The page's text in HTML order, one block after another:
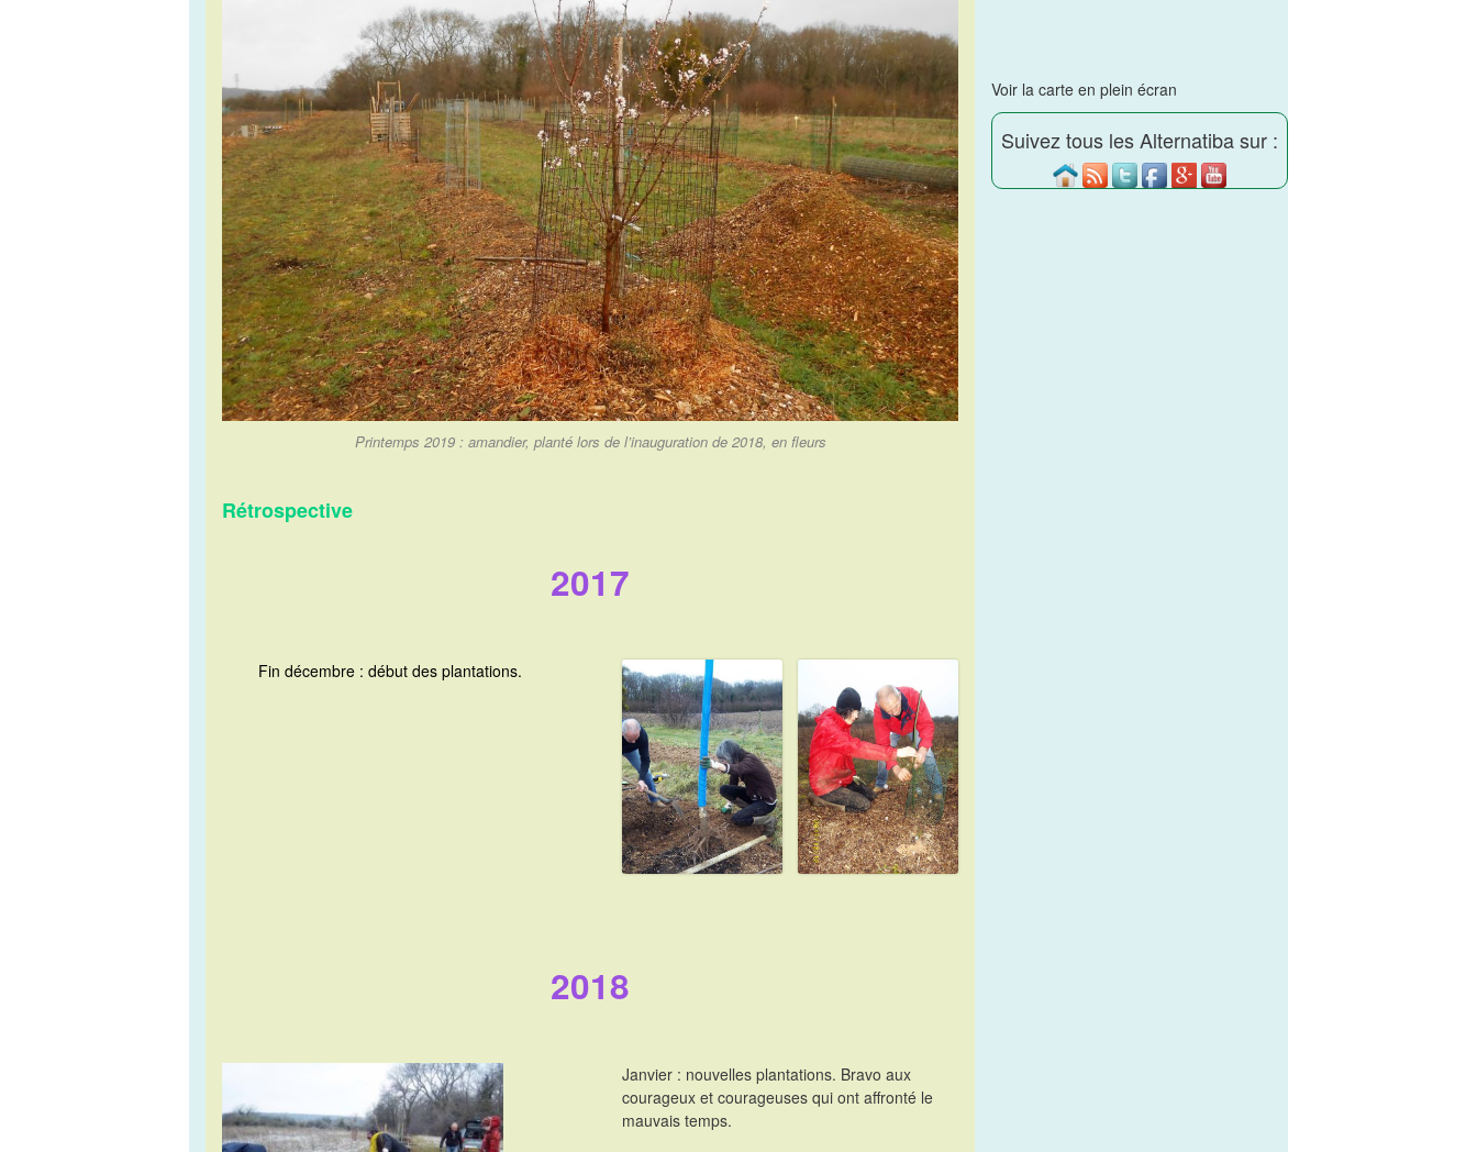
Printemps 2019 : amandier, planté lors de l’inauguration de 2018, en fleurs
Rétrospective
2017
Fin décembre : début des plantations.
2018
Janvier : nouvelles plantations. Bravo aux
courageux et courageuses qui ont affronté le
mauvais temps.
Voir la carte en plein écran
Suivez tous les Alternatiba sur :